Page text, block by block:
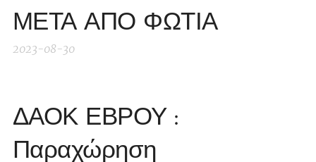
ΜΕΤΑ ΑΠΟ ΦΩΤΙΑ
2023-08-30
ΔΑΟΚ ΕΒΡΟΥ :
Παραχώρηση